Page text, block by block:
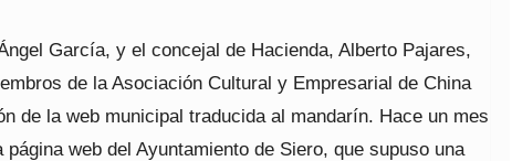
García, y el concejal de Hacienda, Alberto Pajares,
de la Asociación Cultural y Empresarial de China
de la web municipal traducida al mandarín. Hace un mes
web del Ayuntamiento de Siero, que supuso una